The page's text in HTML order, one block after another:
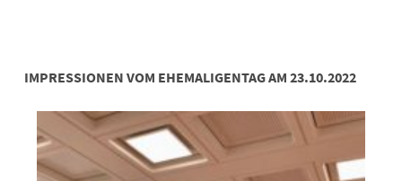
IMPRESSIONEN VOM EHEMALIGENTAG AM 23.10.2022